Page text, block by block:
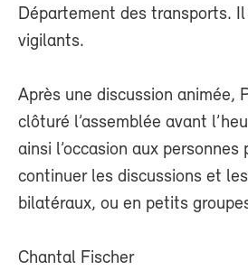
Département des transports.
vigilants.
Après une discussion animée,
clôturé l’assemblée avant
ainsi l’occasion aux personnes
continuer les discussions et
bilatéraux, ou en petits
Chantal Fischer